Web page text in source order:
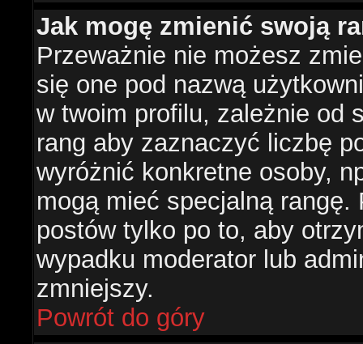
Jak mogę zmienić swoją
Przeważnie nie możesz
się one pod nazwą
w twoim profilu, zależnie od
rang aby zaznaczyć liczbę
wyróżnić konkretne osoby,
mogą mieć specjalną
postów tylko po to, aby
wypadku moderator lub
zmniejszy.
Powrót do góry